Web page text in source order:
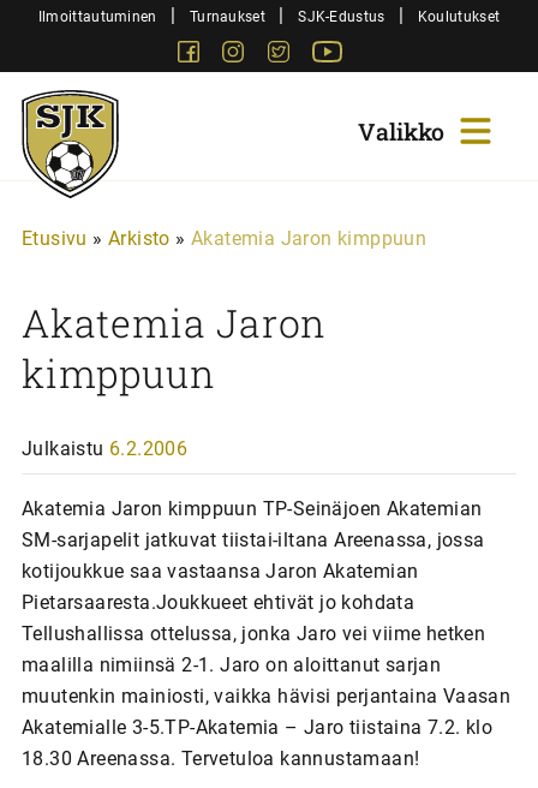
SiirryIlmoittautuminen | Turnaukset | SJK-Edustus | Koulutukset
FacebookInstagram
Twitter
Sjk-
Juniorit
Etusivu » Arkisto » Akatemia Jaron kimppuun
Akatemia Jaron
kimppuun
Julkaistu 6.2.2006
Akatemia Jaron kimppuun TP-Seinäjoen Akatemian
SM-sarjapelit jatkuvat tiistai-iltana Areenassa, jossa
kotijoukkue saa vastaansa Jaron Akatemian
Pietarsaaresta.Joukkueet ehtivät jo kohdata
Tellushallissa ottelussa, jonka Jaro vei viime hetken
maalilla nimiinsä 2-1. Jaro on aloittanut sarjan
muutenkin mainiosti, vaikka hävisi perjantaina Vaasan
Akatemialle 3-5.TP-Akatemia – Jaro tiistaina 7.2. klo
18.30 Areenassa. Tervetuloa kannustamaan!